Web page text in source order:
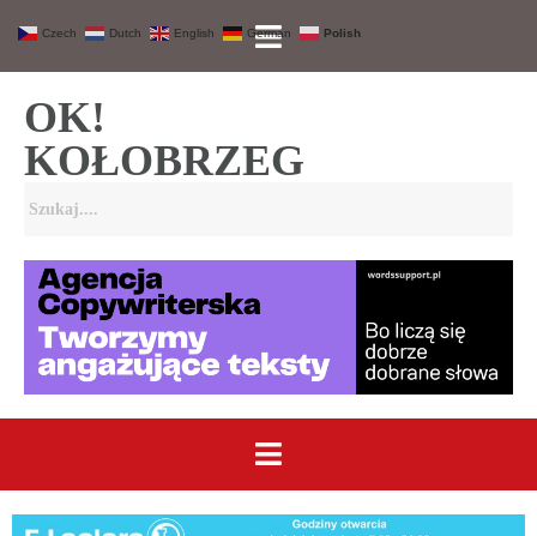
OK!
KOŁOBRZEG
Czech Dutch English German Polish